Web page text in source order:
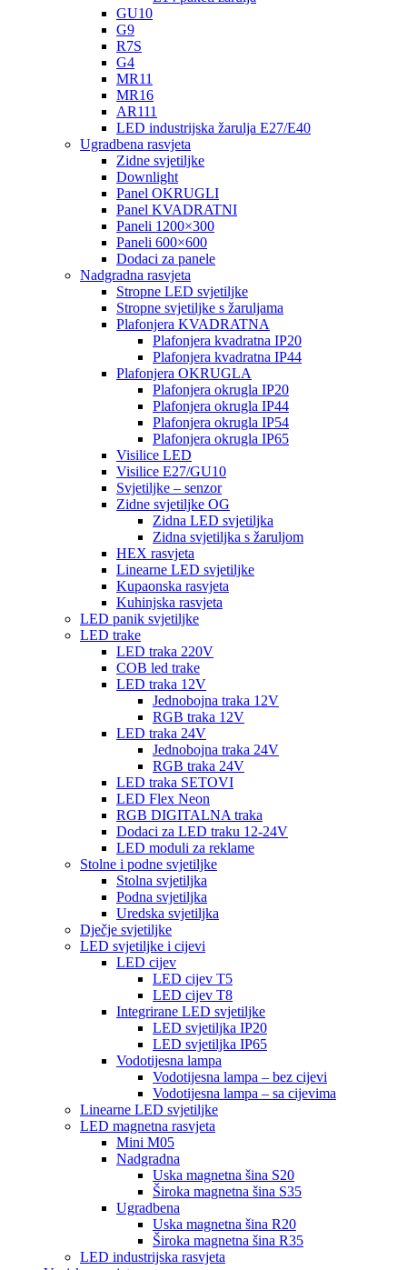
GU10
G9
R7S
G4
MR11
MR16
AR111
LED industrijska žarulja E27/E40
Ugradbena rasvjeta
Zidne svjetiljke
Downlight
Panel OKRUGLI
Panel KVADRATNI
Paneli 1200×300
Paneli 600×600
Dodaci za panele
Nadgradna rasvjeta
Stropne LED svjetiljke
Stropne svjetiljke s žaruljama
Plafonjera KVADRATNA
Plafonjera kvadratna IP20
Plafonjera kvadratna IP44
Plafonjera OKRUGLA
Plafonjera okrugla IP20
Plafonjera okrugla IP44
Plafonjera okrugla IP54
Plafonjera okrugla IP65
Visilice LED
Visilice E27/GU10
Svjetiljke – senzor
Zidne svjetiljke OG
Zidna LED svjetiljka
Zidna svjetiljka s žaruljom
HEX rasvjeta
Linearne LED svjetiljke
Kupaonska rasvjeta
Kuhinjska rasvjeta
LED panik svjetiljke
LED trake
LED traka 220V
COB led trake
LED traka 12V
Jednobojna traka 12V
RGB traka 12V
LED traka 24V
Jednobojna traka 24V
RGB traka 24V
LED traka SETOVI
LED Flex Neon
RGB DIGITALNA traka
Dodaci za LED traku 12-24V
LED moduli za reklame
Stolne i podne svjetiljke
Stolna svjetiljka
Podna svjetiljka
Uredska svjetiljka
Dječje svjetiljke
LED svjetiljke i cijevi
LED cijev
LED cijev T5
LED cijev T8
Integrirane LED svjetiljke
LED svjetiljka IP20
LED svjetiljka IP65
Vodotijesna lampa
Vodotijesna lampa – bez cijevi
Vodotijesna lampa – sa cijevima
Linearne LED svjetiljke
LED magnetna rasvjeta
Mini M05
Nadgradna
Uska magnetna šina S20
Široka magnetna šina S35
Ugradbena
Uska magnetna šina R20
Široka magnetna šina R35
LED industrijska rasvjeta